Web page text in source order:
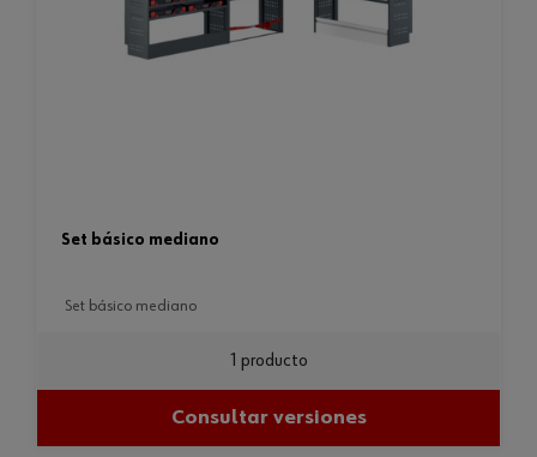
set básico mediano
set básico mediano
1 producto
Consultar versiones